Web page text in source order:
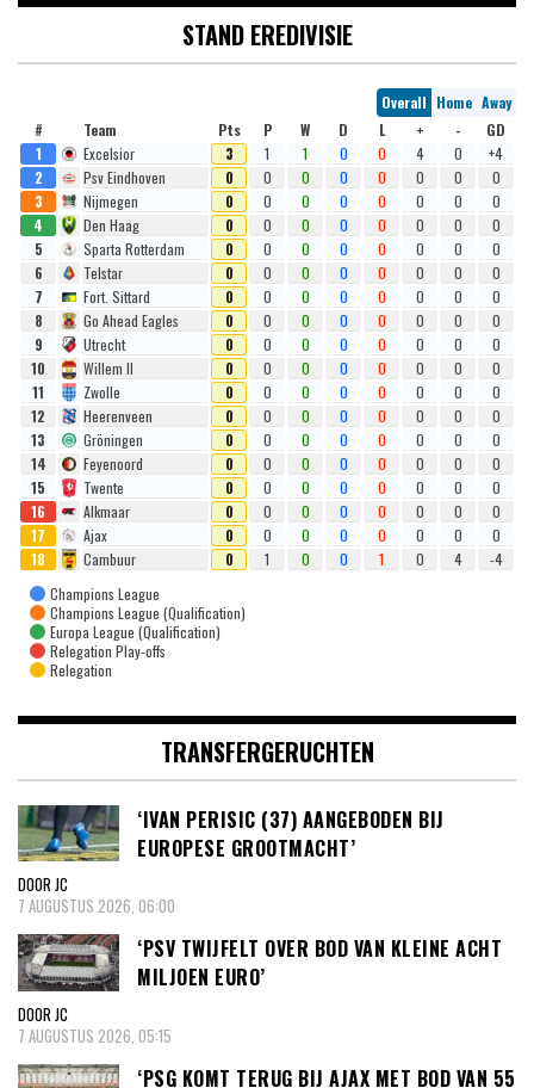
STAND EREDIVISIE
Overall Home Away
#
Team Pts P W D L + -
GD
1
Excelsior 3 1 1 0 0 4 0
+4
2
Psv Eindhoven 0 0 0 0 0 0 0
0
3
Nijmegen 0 0 0 0 0 0 0
0
4
Den Haag 0 0 0 0 0 0 0
0
5
Sparta Rotterdam 0 0 0 0 0 0 0
0
6
Telstar 0 0 0 0 0 0 0
0
7
Fort. Sittard 0 0 0 0 0 0 0
0
8
Go Ahead Eagles 0 0 0 0 0 0 0
0
9
Utrecht 0 0 0 0 0 0 0
0
10
Willem II 0 0 0 0 0 0 0
0
11
Zwolle 0 0 0 0 0 0 0
0
12
Heerenveen 0 0 0 0 0 0 0
0
13
Gröningen 0 0 0 0 0 0 0
0
14
Feyenoord 0 0 0 0 0 0 0
0
15
Twente 0 0 0 0 0 0 0
0
16
Alkmaar 0 0 0 0 0 0 0
0
17
Ajax 0 0 0 0 0 0 0
0
18
Cambuur 0 1 0 0 1 0 4
-4
Champions League
Champions League (Qualification)
Europa League (Qualification)
Relegation Play-offs
Relegation
TRANSFERGERUCHTEN
‘IVAN PERISIC (37) AANGEBODEN BIJ
EUROPESE GROOTMACHT’
DOOR JC
7 AUGUSTUS 2026, 06:00
‘PSV TWIJFELT OVER BOD VAN KLEINE ACHT
MILJOEN EURO’
DOOR JC
7 AUGUSTUS 2026, 05:15
‘PSG KOMT TERUG BIJ AJAX MET BOD VAN 55